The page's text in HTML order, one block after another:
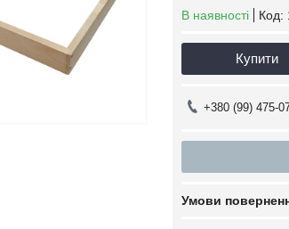
В наявності Код:
Купити
+380 (99) 475-